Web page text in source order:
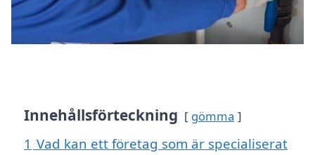
Innehållsförteckning gömma
1 Vad kan ett företag som är specialiserat